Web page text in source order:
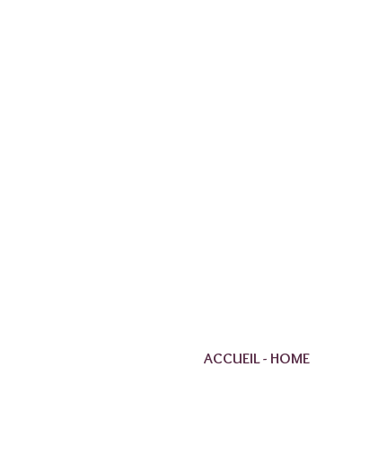
ACCUEIL - HOME